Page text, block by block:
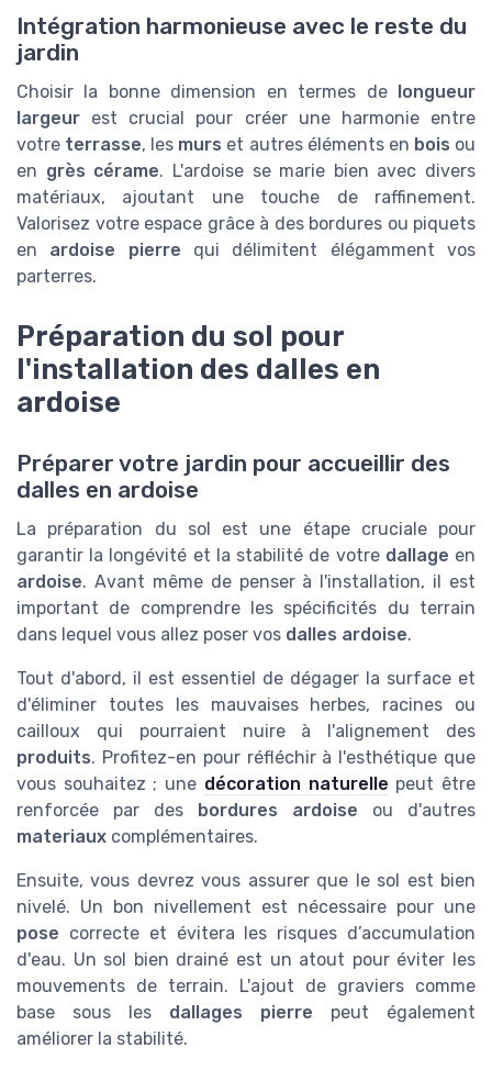
Intégration harmonieuse avec le reste du
jardin
Choisir la bonne dimension en termes de
longueur
largeur est crucial pour créer une harmonie entre
votre terrasse, les murs et autres éléments en bois ou
en grès cérame. L'ardoise se marie bien avec divers
matériaux, ajoutant une touche de raffinement.
Valorisez votre espace grâce à des bordures ou piquets
en ardoise pierre qui délimitent élégamment vos
parterres.
Préparation du sol pour
l'installation des dalles en
ardoise
Préparer votre jardin pour accueillir des
dalles en ardoise
La préparation du sol est une étape cruciale pour
garantir la longévité et la stabilité de votre dallage en
ardoise. Avant même de penser à l'installation, il est
important de comprendre les spécificités du terrain
dans lequel vous allez poser vos dalles ardoise.
Tout d'abord, il est essentiel de dégager la surface et
d'éliminer toutes les mauvaises herbes, racines ou
cailloux qui pourraient nuire à l'alignement des
produits. Profitez-en pour réfléchir à l'esthétique que
vous souhaitez ; une décoration naturelle peut être
renforcée par des bordures ardoise ou d'autres
materiaux complémentaires.
Ensuite, vous devrez vous assurer que le sol est bien
nivelé. Un bon nivellement est nécessaire pour une
pose correcte et évitera les risques d’accumulation
d'eau. Un sol bien drainé est un atout pour éviter les
mouvements de terrain. L'ajout de graviers comme
base sous les dallages pierre peut également
améliorer la stabilité.